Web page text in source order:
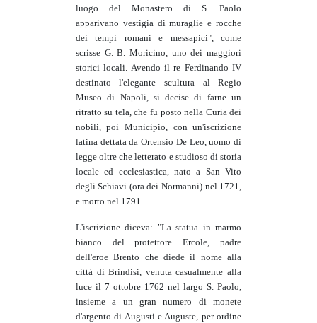
luogo del Monastero di S. Paolo
apparivano vestigia di muraglie e rocche
dei tempi romani e messapici", come
scrisse G. B. Moricino, uno dei maggiori
storici locali. Avendo il re Ferdinando IV
destinato l'elegante scultura al Regio
Museo di Napoli, si decise di farne un
ritratto su tela, che fu posto nella Curia dei
nobili, poi Municipio, con un'iscrizione
latina dettata da Ortensio De Leo, uomo di
legge oltre che letterato e studioso di storia
locale ed ecclesiastica, nato a San Vito
degli Schiavi (ora dei Normanni) nel 1721,
e morto nel 1791.
L'iscrizione diceva: "La statua in marmo
bianco del protettore Ercole, padre
dell'eroe Brento che diede il nome alla
città di Brindisi, venuta casualmente alla
luce il 7 ottobre 1762 nel largo S. Paolo,
insieme a un gran numero di monete
d'argento di Augusti e Auguste, per ordine